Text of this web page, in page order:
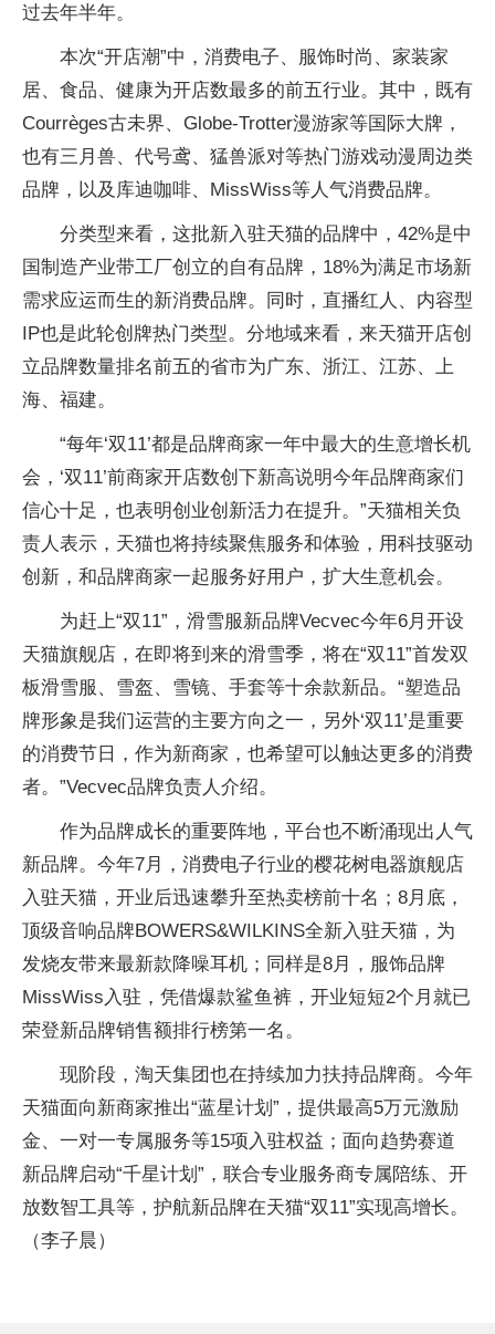
过去年半年。
本次“开店潮”中，消费电子、服饰时尚、家装家
居、食品、健康为开店数最多的前五行业。其中，既有
Courrèges古未界、Globe-Trotter漫游家等国际大牌，
也有三月兽、代号鸢、猛兽派对等热门游戏动漫周边类
品牌，以及库迪咖啡、MissWiss等人气消费品牌。
分类型来看，这批新入驻天猫的品牌中，42%是中
国制造产业带工厂创立的自有品牌，18%为满足市场新
需求应运而生的新消费品牌。同时，直播红人、内容型
IP也是此轮创牌热门类型。分地域来看，来天猫开店创
立品牌数量排名前五的省市为广东、浙江、江苏、上
海、福建。
“每年‘双11’都是品牌商家一年中最大的生意增长机
会，‘双11’前商家开店数创下新高说明今年品牌商家们
信心十足，也表明创业创新活力在提升。”天猫相关负
责人表示，天猫也将持续聚焦服务和体验，用科技驱动
创新，和品牌商家一起服务好用户，扩大生意机会。
为赶上“双11”，滑雪服新品牌Vecvec今年6月开设
天猫旗舰店，在即将到来的滑雪季，将在“双11”首发双
板滑雪服、雪盔、雪镜、手套等十余款新品。“塑造品
牌形象是我们运营的主要方向之一，另外‘双11’是重要
的消费节日，作为新商家，也希望可以触达更多的消费
者。”Vecvec品牌负责人介绍。
作为品牌成长的重要阵地，平台也不断涌现出人气
新品牌。今年7月，消费电子行业的樱花树电器旗舰店
入驻天猫，开业后迅速攀升至热卖榜前十名；8月底，
顶级音响品牌BOWERS&WILKINS全新入驻天猫，为
发烧友带来最新款降噪耳机；同样是8月，服饰品牌
MissWiss入驻，凭借爆款鲨鱼裤，开业短短2个月就已
荣登新品牌销售额排行榜第一名。
现阶段，淘天集团也在持续加力扶持品牌商。今年
天猫面向新商家推出“蓝星计划”，提供最高5万元激励
金、一对一专属服务等15项入驻权益；面向趋势赛道
新品牌启动“千星计划”，联合专业服务商专属陪练、开
放数智工具等，护航新品牌在天猫“双11”实现高增长。
（李子晨）